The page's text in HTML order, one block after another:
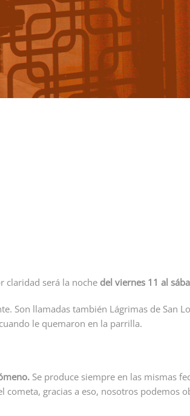
claridad será la noche del viernes 11 al
Son llamadas también Lágrimas de San
le quemaron en la parrilla.
Se produce siempre en las mismas
gracias a eso, nosotros podemos